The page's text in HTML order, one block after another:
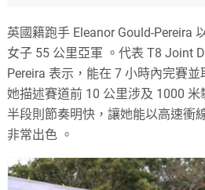
英國籍跑手 Eleanor Gould-Pereira
女子 55 公里亞軍 。代表 T8 Joint
Pereira 表示，能在 7 小時內完賽
她描述賽道前 10 公里涉及 1000
半段則節奏明快，讓她能以高速衝
非常出色 。